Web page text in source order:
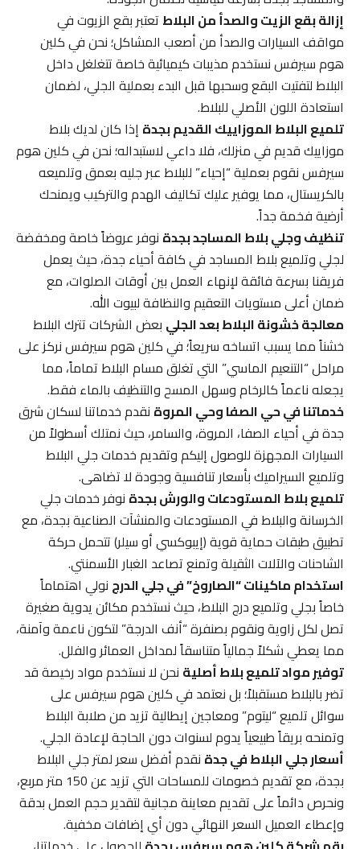
إزالة بقع الزيت والصدأ من البلاطتعتبر بقع الزيوت في
مواقف السيارات والصدأ من أصعب المشاكل؛ نحن في كلين
هوم سيرفس نستخدم مذيبات كيميائية خاصة تتغلغل داخل
البلاط لتفتيت البقع وسحبها قبل البدء بعملية الجلي، لضمان
استعادة اللون الأصلي للبلاط.
تلميع البلاط الموزاييك القديم بجدةإذا كان لديك بلاط
موزاييك قديم في منزلك، فلا داعي لاستبداله؛ نحن في كلين هوم
سيرفس نقوم بعملية “إحياء” للبلاط عبر جليه بعمق وتلميعه
بالكريستال، مما يوفير عليك تكاليف الهدم والتركيب ويمنحك
أرضية فخمة جداً.
تنظيف وجلي بلاط المساجد بجدةنوفر عروضاً خاصة ومخفضة
لجلي وتلميع بلاط المساجد في كافة أحياء جدة، حيث يعمل
فريقنا بسرعة فائقة لإنهاء العمل بين أوقات الصلوات، مع
ضمان أعلى مستويات التعقيم والنظافة لبيوت الله.
معالجة خشونة البلاط بعد الجليبعض الشركات تترك البلاط
خشناً مما يسبب اتساخه سريعاً؛ في كلين هوم سيرفس نركز على
مراحل “التنعيم الماسي” التي تغلق مسام البلاط تماماً، مما
يجعله ناعماً كالرخام وسهل المسح والتنظيف بالماء فقط.
خدماتنا في حي الصفا وحي المروةنقدم خدماتنا لسكان شرق
جدة في أحياء الصفا، المروة، والسامر، حيث نمتلك أسطولاً من
السيارات المجهزة للوصول إليكم وتقديم خدمات جلي البلاط
وتلميع السيراميك بأسعار تنافسية وجودة لا تضاهى.
تلميع بلاط المستودعات والورش بجدةنوفر خدمات جلي
الخرسانة والبلاط في المستودعات والمنشآت الصناعية بجدة، مع
تطبيق طبقات حماية قوية (إيبوكسي أو سيلر) تتحمل حركة
الشاحنات والآلات الثقيلة وتمنع تصاعد الغبار الأسمنتي.
استخدام ماكينات “الصاروخ” في جلي الدرجنولي اهتماماً
خاصاً بجلي وتلميع درج البلاط، حيث نستخدم مكائن يدوية صغيرة
تصل لكل زاوية ونقوم بصنفرة “أنف الدرجة” لتكون ناعمة وآمنة،
مما يعطي شكلاً جمالياً متناسقاً لمداخل العمائر والفلل.
توفير مواد تلميع بلاط أصليةنحن لا نستخدم مواد رخيصة قد
تضر بالبلاط مستقبلاً؛ بل نعتمد في كلين هوم سيرفس على
سوائل تلميع “ليتوم” ومعاجين إيطالية تزيد من صلابة البلاط
وتمنحه بريقاً طبيعياً يدوم لسنوات دون الحاجة لإعادة الجلي.
أسعار جلي البلاط في جدةنقدم أفضل سعر لمتر جلي البلاط
بجدة، مع تقديم خصومات للمساحات التي تزيد عن 150 متر مربع،
ونحرص دائماً على تقديم معاينة مجانية لتقدير حجم العمل بدقة
وإعطاء العميل السعر النهائي دون أي إضافات مخفية.